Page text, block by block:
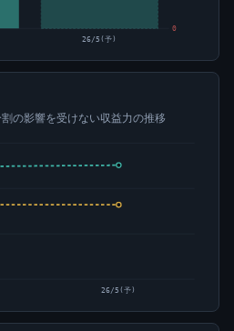
0
26/5(予)
の影響を受けない収益力の推移
26/5(予)